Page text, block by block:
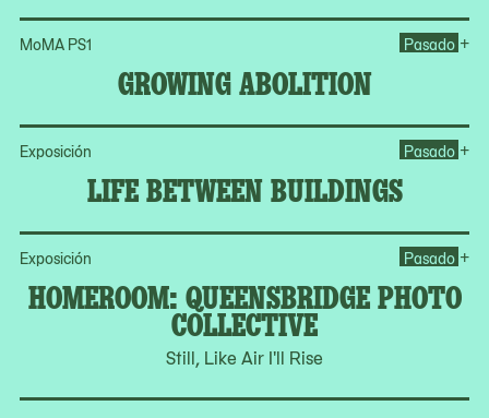
MoMA PS1
GROWING ABOLITION
Pasado +
Exposición
LIFE BETWEEN BUILDINGS
Pasado +
Exposición
HOMEROOM: QUEENSBRIDGE PHOTO
COLLECTIVE
Still, Like Air I'll Rise
Pasado +